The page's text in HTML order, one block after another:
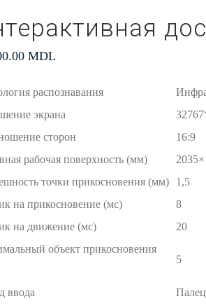
MDL
распознавания
экрана
сторон
16:9
рабочая поверхность (мм)
точки прикосновения (мм)
1,5
на прикосновение (мс)
8
на движение (мс)
20
объект прикосновения
5
ввода